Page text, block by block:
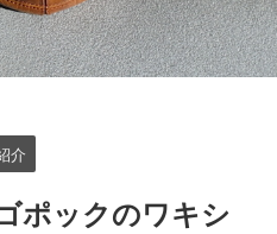
介
ポックのワキシ